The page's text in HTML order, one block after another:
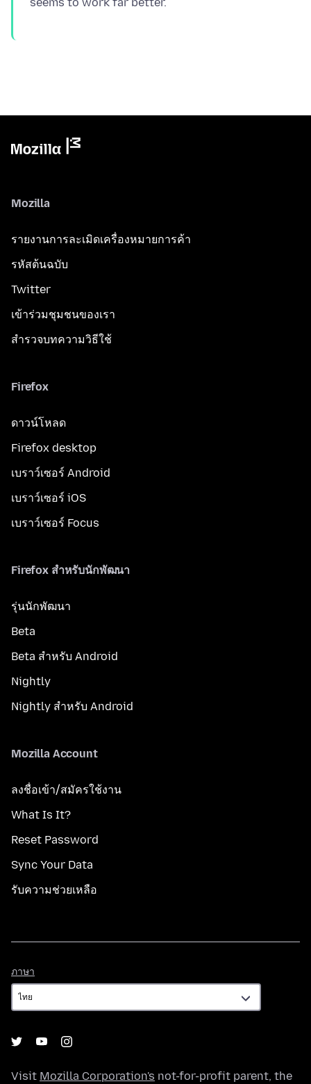
Mozilla
รายงานการละเมิดเครื่องหมายการค้า
รหัสต้นฉบับ
Twitter
เข้าร่วมชุมชนของเรา
สำรวจบทความวิธีใช้
Firefox
ดาวน์โหลด
Firefox desktop
เบราว์เซอร์ Android
เบราว์เซอร์ iOS
เบราว์เซอร์ Focus
Firefox สำหรับนักพัฒนา
รุ่นนักพัฒนา
Beta
Beta สำหรับ Android
Nightly
Nightly สำหรับ Android
Mozilla Account
ลงชื่อเข้า/สมัครใช้งาน
What Is It?
Reset Password
Sync Your Data
รับความช่วยเหลือ
ภาษา
Visit Mozilla Corporation's not-for-profit parent, the